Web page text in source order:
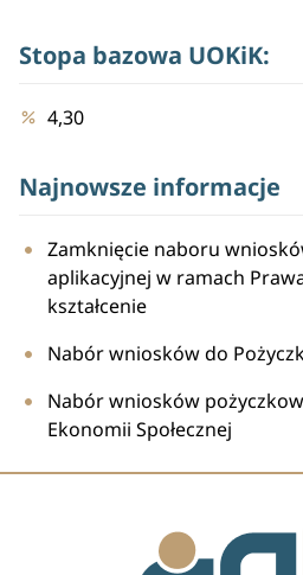
Stopa bazowa UOKiK:
4,30
Najnowsze informacje
Zamknięcie naboru
aplikacyjnej w ramach
kształcenie
Nabór wniosków do
Nabór wniosków
Ekonomii Społecznej